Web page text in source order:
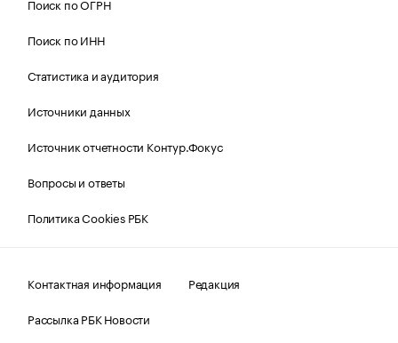
Поиск по ОГРН
Поиск по ИНН
Статистика и аудитория
Источники данных
Источник отчетности Контур.Фокус
Вопросы и ответы
Политика Cookies РБК
Контактная информация
Редакция
Рассылка РБК Новости